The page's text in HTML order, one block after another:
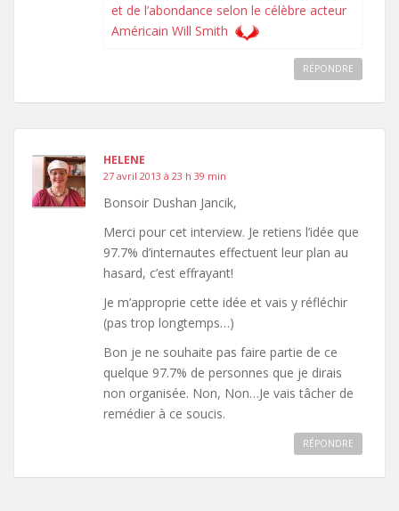
et de l’abondance selon le célèbre acteur
Américain Will Smith
RÉPONDRE
HELENE
27 avril 2013 à 23 h 39 min
Bonsoir Dushan Jancik,
Merci pour cet interview. Je retiens l’idée que
97.7% d’internautes effectuent leur plan au
hasard, c’est effrayant!
Je m’approprie cette idée et vais y réfléchir
(pas trop longtemps…)
Bon je ne souhaite pas faire partie de ce
quelque 97.7% de personnes que je dirais
non organisée. Non, Non…Je vais tâcher de
remédier à ce soucis.
RÉPONDRE